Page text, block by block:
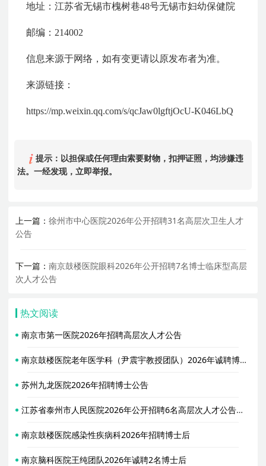
地址：江苏省无锡市槐树巷48号无锡市妇幼保健院
邮编：214002
信息来源于网络，如有变更请以原发布者为准。
来源链接：
https://mp.weixin.qq.com/s/qcJaw0lgftjOcU-K046LbQ
提示：以担保或任何理由索要财物，扣押证照，均涉嫌违
法。一经发现，立即举报。
上一篇：徐州市中心医院2026年公开招聘31名高层次卫生人才
公告
下一篇：南京鼓楼医院眼科2026年公开招聘7名博士临床型高层
次人才公告
热文阅读
南京市第一医院2026年招聘高层次人才公告
南京鼓楼医院老年医学科（尹震宇教授团队）2026年诚聘博士后
苏州九龙医院2026年招聘博士公告
江苏省泰州市人民医院2026年公开招聘6名高层次人才公告（第二批）
南京鼓楼医院感染性疾病科2026年招聘博士后
南京脑科医院王纯团队2026年诚聘2名博士后